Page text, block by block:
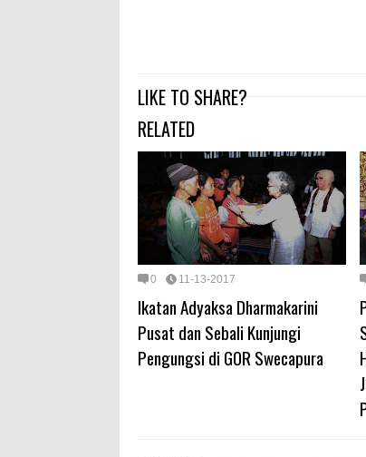
LIKE TO SHARE?
RELATED
0 11-13-2017
Ikatan Adyaksa Dharmakarini
Pusat dan Sebali Kunjungi
Pengungsi di GOR Swecapura